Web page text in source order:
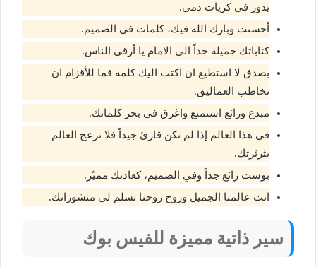
يدور في كريات دمي.
أحسنت وبارك الله فيك، كلمات في الصميم.
كتاباتك جميلة جداً الى الامام يا أرقى الناس.
بصدق لا استطيع ان اكتب اليك كلمه فما للأقزام ان
تخاطب العماليق.
مبدع ورائع استمتع واغرق في بحر كلماتك.
في هذا العالم إذا لم تكن قارئ جيداً فلا تزعج العالم
بثرثرتك.
بوست رائع جداً وفي الصميم، كعادتك مميّز.
انت عالمنا الجميل وروح روحنا تسلم لي منشوراتك.
سير ذاتية مميزة للفيس بوك